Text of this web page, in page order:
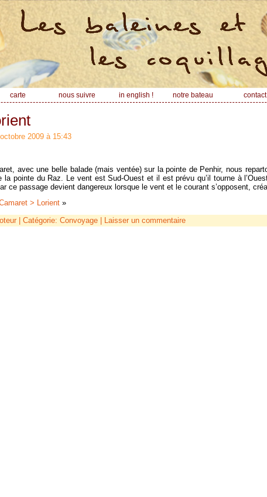
carte nous suivre in english ! notre bateau contact
2009 à 15:43
avec une belle balade (mais ventée) sur la pointe de Penhir, nous
la pointe du Raz. Le vent est Sud-Ouest et il est prévu qu’il tourne à
ce passage devient dangereux lorsque le vent et le courant s’opposent,
> Lorient »
| Catégorie: Convoyage Laisser un commentaire